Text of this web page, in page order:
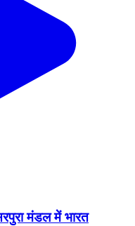
मंडल में भारत